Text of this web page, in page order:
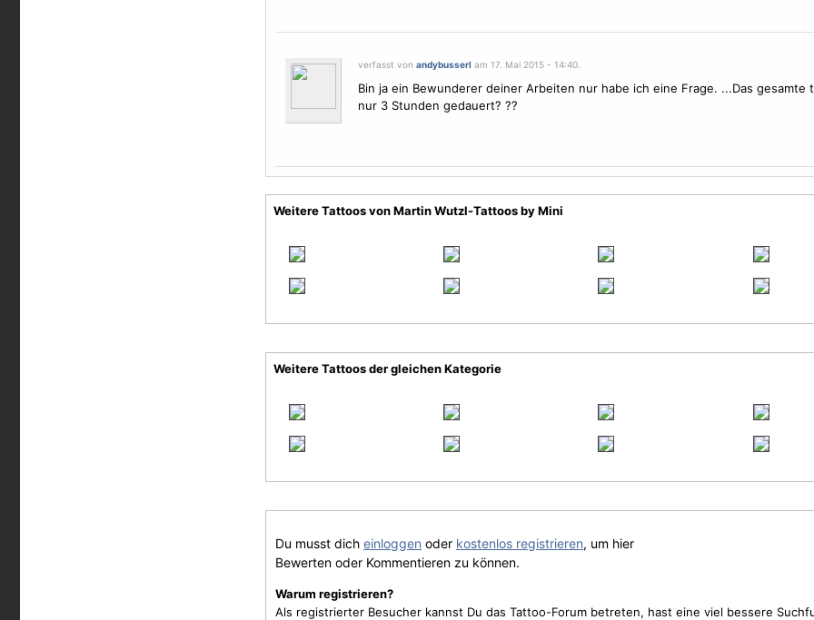
verfasst von andybusserl am 17. Mai 2015 - 14:40.
Bin ja ein Bewunderer deiner Arbeiten nur habe ich eine Frage. ...Das gesamte
nur 3 Stunden gedauert? ??
Weitere Tattoos von Martin Wutzl-Tattoos by Mini
Weitere Tattoos der gleichen Kategorie
Du musst dich einloggen oder kostenlos registrieren, um hier
Bewerten oder Kommentieren zu können.
Warum registrieren?
Als registrierter Besucher kannst Du das Tattoo-Forum betreten, hast eine viel bessere